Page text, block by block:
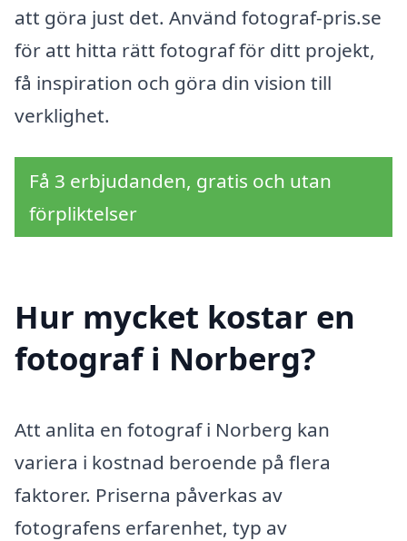
att göra just det. Använd fotograf-pris.se
för att hitta rätt fotograf för ditt projekt,
få inspiration och göra din vision till
verklighet.
Få 3 erbjudanden, gratis och utan
förpliktelser
Hur mycket kostar en
fotograf i Norberg?
Att anlita en fotograf i Norberg kan
variera i kostnad beroende på flera
faktorer. Priserna påverkas av
fotografens erfarenhet, typ av